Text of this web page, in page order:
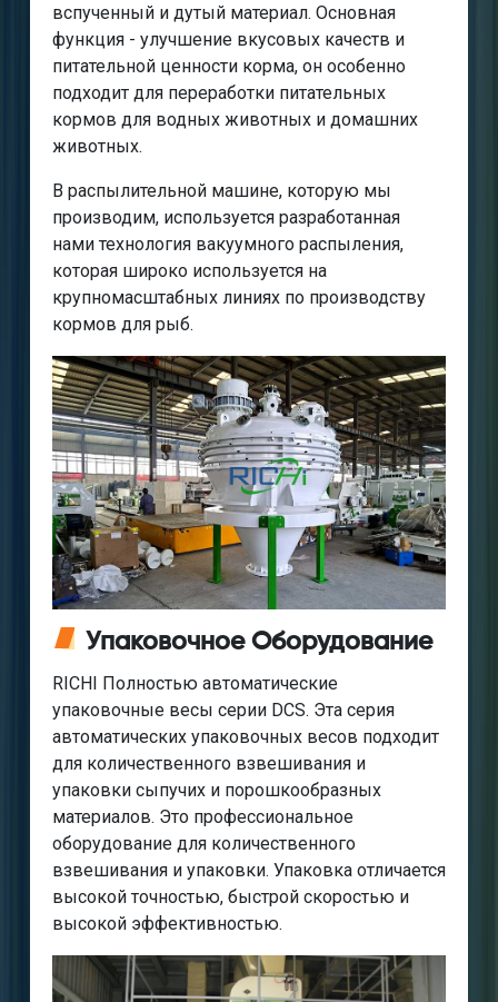
вспученный и дутый материал. Основная
функция - улучшение вкусовых качеств и
питательной ценности корма, он особенно
подходит для переработки питательных
кормов для водных животных и домашних
животных.
В распылительной машине, которую мы
производим, используется разработанная
нами технология вакуумного распыления,
которая широко используется на
крупномасштабных линиях по производству
кормов для рыб.
Упаковочное Оборудование
RICHI Полностью автоматические
упаковочные весы серии DCS. Эта серия
автоматических упаковочных весов подходит
для количественного взвешивания и
упаковки сыпучих и порошкообразных
материалов. Это профессиональное
оборудование для количественного
взвешивания и упаковки. Упаковка отличается
высокой точностью, быстрой скоростью и
высокой эффективностью.